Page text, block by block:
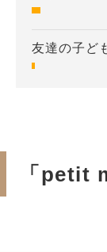
友達の子ど
「petit